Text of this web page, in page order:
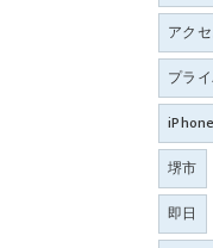
アク
プラ
iPhone
堺市
即日